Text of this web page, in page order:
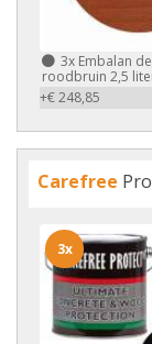
3x Embalan
roodbruin 2,5
+€ 248,85
Carefree
3x